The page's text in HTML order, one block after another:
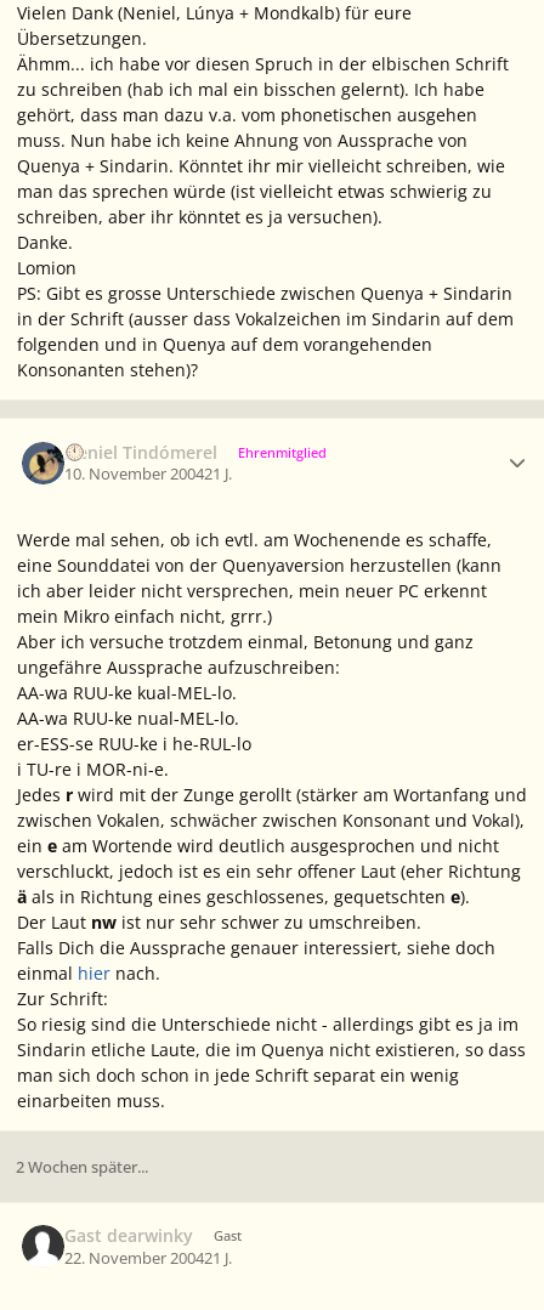
Vielen Dank (Neniel, Lúnya + Mondkalb) für eure
Übersetzungen.
Ähmm... ich habe vor diesen Spruch in der elbischen Schrift
zu schreiben (hab ich mal ein bisschen gelernt). Ich habe
gehört, dass man dazu v.a. vom phonetischen ausgehen
muss. Nun habe ich keine Ahnung von Aussprache von
Quenya + Sindarin. Könntet ihr mir vielleicht schreiben, wie
man das sprechen würde (ist vielleicht etwas schwierig zu
schreiben, aber ihr könntet es ja versuchen).
Danke.
Lomion
PS: Gibt es grosse Unterschiede zwischen Quenya + Sindarin
in der Schrift (ausser dass Vokalzeichen im Sindarin auf dem
folgenden und in Quenya auf dem vorangehenden
Konsonanten stehen)?
Neniel Tindómerel Ehrenmitglied
10. November 200421 J.
Werde mal sehen, ob ich evtl. am Wochenende es schaffe,
eine Sounddatei von der Quenyaversion herzustellen (kann
ich aber leider nicht versprechen, mein neuer PC erkennt
mein Mikro einfach nicht, grrr.)
Aber ich versuche trotzdem einmal, Betonung und ganz
ungefähre Aussprache aufzuschreiben:
AA-wa RUU-ke kual-MEL-lo.
AA-wa RUU-ke nual-MEL-lo.
er-ESS-se RUU-ke i he-RUL-lo
i TU-re i MOR-ni-e.
Jedes r wird mit der Zunge gerollt (stärker am Wortanfang und
zwischen Vokalen, schwächer zwischen Konsonant und Vokal),
ein e am Wortende wird deutlich ausgesprochen und nicht
verschluckt, jedoch ist es ein sehr offener Laut (eher Richtung
ä als in Richtung eines geschlossenes, gequetschten e).
Der Laut nw ist nur sehr schwer zu umschreiben.
Falls Dich die Aussprache genauer interessiert, siehe doch
einmal hier nach.
Zur Schrift:
So riesig sind die Unterschiede nicht - allerdings gibt es ja im
Sindarin etliche Laute, die im Quenya nicht existieren, so dass
man sich doch schon in jede Schrift separat ein wenig
einarbeiten muss.
2 Wochen später...
Gast dearwinky Gast
22. November 200421 J.